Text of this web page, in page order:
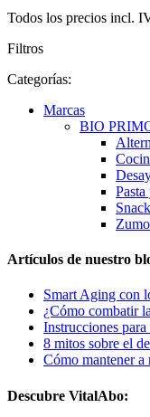
Todos los precios incl.
Filtros
Categorías:
Marcas
BIO
Artículos de nuestro
Smart Aging con
¿Cómo combatir
Instrucciones
8 mitos sobre el
Cómo mantener a
Descubre VitalAbo: